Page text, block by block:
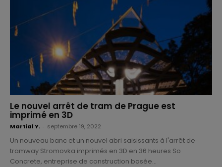
Le nouvel arrêt de tram de Prague est
imprimé en 3D
Martial Y. septembre 19, 2022
Un nouveau banc et un nouvel abri saisissants à l'arrêt de
tramway Stromovka imprimés en 3D en 36 heures So
Concrete, entreprise de construction basée...